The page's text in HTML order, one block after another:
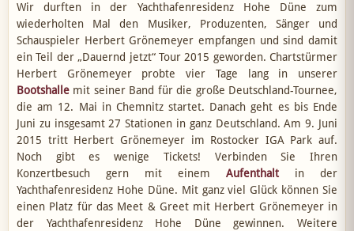
Wir durften in der Yachthafenresidenz Hohe Düne zum
wiederholten Mal den Musiker, Produzenten, Sänger und
Schauspieler Herbert Grönemeyer empfangen und sind damit
ein Teil der „Dauernd jetzt“ Tour 2015 geworden. Chartstürmer
Herbert Grönemeyer probte vier Tage lang in unserer
Bootshalle mit seiner Band für die große Deutschland-Tournee,
die am 12. Mai in Chemnitz startet. Danach geht es bis Ende
Juni zu insgesamt 27 Stationen in ganz Deutschland. Am 9. Juni
2015 tritt Herbert Grönemeyer im Rostocker IGA Park auf.
Noch gibt es wenige Tickets! Verbinden Sie Ihren
Konzertbesuch gern mit einem Aufenthalt in der
Yachthafenresidenz Hohe Düne. Mit ganz viel Glück können Sie
einen Platz für das Meet & Greet mit Herbert Grönemeyer in
der Yachthafenresidenz Hohe Düne gewinnen. Weitere